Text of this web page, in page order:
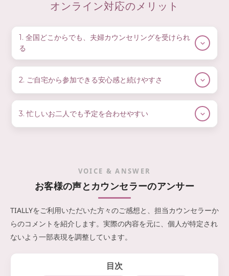
オンライン対応のメリット
1. 全国どこからでも、夫婦カウンセリングを受けられ
る
オンラインでのご相談であれば、距離に関係なく、全国どの地
域からでもTIALLYの夫婦カウンセリングをご利用いただけま
す。「近くに相談できる場所がない」「引っ越しが多い」とい
う方でも、拠点に通うことなく継続してサポートを受けること
ができます。
地域による選択肢の少なさに悩むことなく、お二人に合ったカ
2. ご自宅から参加できる安心感と続けやすさ
慣れない場所に出向くよりも、自宅など「落ち着ける環境」か
ら参加できることで、緊張が和らぎ、本音を話しやすくなる方
も多くいらっしゃいます。人目を気にせず、感情が揺れ動く場
いというメリットもあります。
3. 忙しいお二人でも予定を合わせやすい
ることができるため、無理なくカウンセリングを続けたい方に
VOICE & ANSWER
お客様の声とカウンセラーのアンサー
TIALLYをご利用いただいた方々のご感想と、担当カウンセラーか
らのコメントを紹介します。実際の内容を元に、個人が特定され
ないよう一部表現を調整しています。
目次